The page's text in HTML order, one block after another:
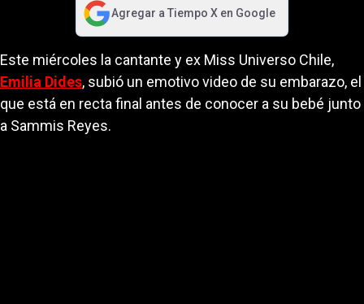
Agregar a Tiempo Xen Google
abre en nueva pestaña
Este miércoles la cantante y ex Miss Universo Chile,
Emilia Dides, subió un emotivo video de su embarazo, el
que está en recta final antes de conocer a su bebé junto
a Sammis Reyes.